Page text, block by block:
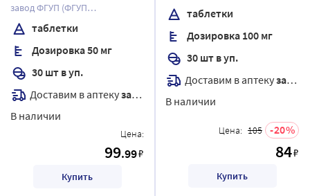
завод ФГУП (ФГУП
"ЭНДОФАРМ")
таблетки
Дозировка 50 мг
30 шт в уп.
Доставим в аптекузавтра
В наличии
Цена:
99.99₽
Купить
таблетки
Дозировка 100 мг
30 шт в уп.
Доставим в аптекузавтра
В наличии
Цена: 105 20
84₽
Купить